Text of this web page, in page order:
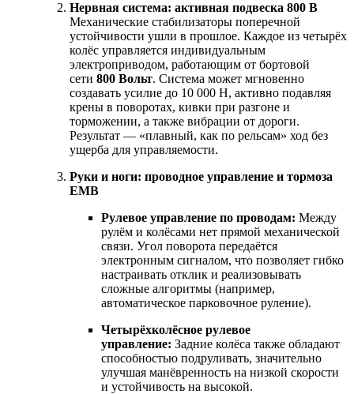
Нервная система: активная подвеска 800 В
Механические стабилизаторы поперечной
устойчивости ушли в прошлое. Каждое из четырёх
колёс управляется индивидуальным
электроприводом, работающим от бортовой
сети 800 Вольт. Система может мгновенно
создавать усилие до 10 000 Н, активно подавляя
крены в поворотах, кивки при разгоне и
торможении, а также вибрации от дороги.
Результат — «плавный, как по рельсам» ход без
ущерба для управляемости.
Руки и ноги: проводное управление и тормоза
EMB
Рулевое управление по проводам: Между
рулём и колёсами нет прямой механической
связи. Угол поворота передаётся
электронным сигналом, что позволяет гибко
настраивать отклик и реализовывать
сложные алгоритмы (например,
автоматическое парковочное руление).
Четырёхколёсное рулевое
управление: Задние колёса также обладают
способностью подруливать, значительно
улучшая манёвренность на низкой скорости
и устойчивость на высокой.